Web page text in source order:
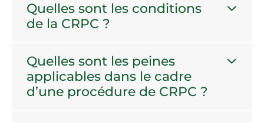
Quelles sont les conditions
de la CRPC ?
Quelles sont les peines
applicables dans le cadre
d’une procédure de CRPC ?